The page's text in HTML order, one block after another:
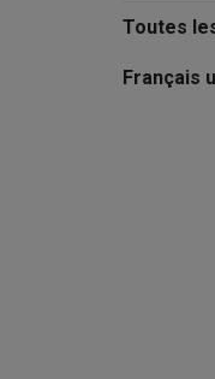
Toutes
Français